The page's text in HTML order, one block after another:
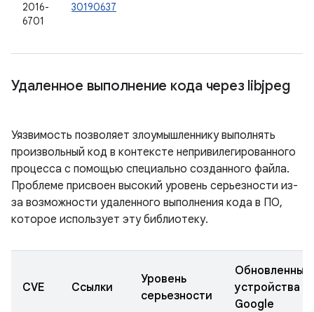
2016-
6701
30190637
Удаленное выполнение кода через libjpeg
Уязвимость позволяет злоумышленнику выполнять
произвольный код в контексте непривилегированного
процесса с помощью специально созданного файла.
Проблеме присвоен высокий уровень серьезности из-
за возможности удаленного выполнения кода в ПО,
которое использует эту библиотеку.
CVE Ссылки
Уровень
серьезности
Обновленные
устройства
Google